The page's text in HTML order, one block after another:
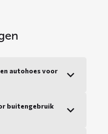
autohoes voor
buitengebruik